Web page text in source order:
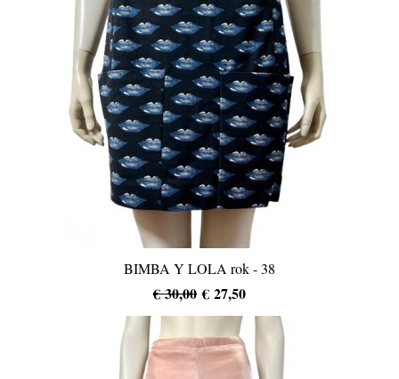
BIMBA Y LOLA rok - 38
€ 30,00 € 27,50